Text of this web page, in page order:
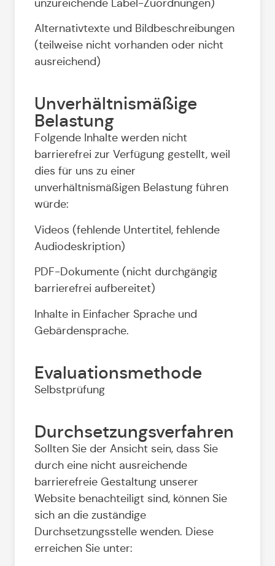
unzureichende Label-Zuordnungen)
Alternativtexte und Bildbeschreibungen
(teilweise nicht vorhanden oder nicht
ausreichend)
Unverhältnismäßige
Belastung
Folgende Inhalte werden nicht
barrierefrei zur Verfügung gestellt, weil
dies für uns zu einer
unverhältnismäßigen Belastung führen
würde:
Videos (fehlende Untertitel, fehlende
Audiodeskription)
PDF-Dokumente (nicht durchgängig
barrierefrei aufbereitet)
Inhalte in Einfacher Sprache und
Gebärdensprache.
Evaluationsmethode
Selbstprüfung
Durchsetzungsverfahren
Sollten Sie der Ansicht sein, dass Sie
durch eine nicht ausreichende
barrierefreie Gestaltung unserer
Website benachteiligt sind, können Sie
sich an die zuständige
Durchsetzungsstelle wenden. Diese
erreichen Sie unter: